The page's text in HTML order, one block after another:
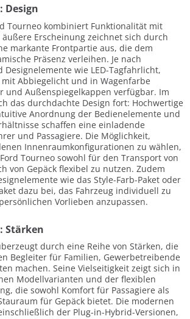
Design
Tourneo kombiniert Funktionalität mit
Erscheinung zeichnet sich durch
markante Frontpartie aus, die dem
Präsenz verleihen. Je nach
wie LED-Tagfahrlicht,
Abbiegelicht und in Wagenfarbe
und Außenspiegelkappen verfügbar. Im
das durchdachte Design fort: Hochwertige
Anordnung der Bedienelemente und
schaffen eine einladende
und Passagiere. Die Möglichkeit,
Innenraumkonfigurationen zu wählen,
Tourneo sowohl für den Transport von
von Gepäck flexibel zu nutzen. Zudem
wie das Style-Farb-Paket oder
dazu bei, das Fahrzeug individuell zu
Vorlieben anzupassen.
Stärken
durch eine Reihe von Stärken, die
Begleiter für Familien, Gewerbetreibende
machen. Seine Vielseitigkeit zeigt sich in
Modellvarianten und der flexiblen
die sowohl Komfort für Passagiere als
für Gepäck bietet. Die modernen
der Plug-in-Hybrid-Versionen,